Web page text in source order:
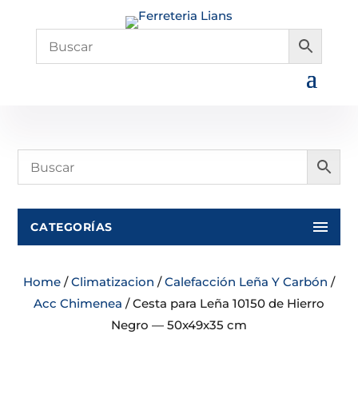
CATEGORÍAS
Home /Climatizacion /Calefacción Leña Y Carbón /
Acc Chimenea / Cesta para Leña 10150 de Hierro
Negro — 50x49x35 cm